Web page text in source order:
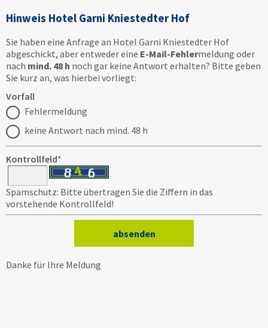
Hinweis Hotel Garni Kniestedter Hof
Sie haben eine Anfrage an Hotel Garni Kniestedter Hof
abgeschickt, aber entweder eine E-Mail-Fehlermeldung oder
nach mind. 48 h noch gar keine Antwort erhalten? Bitte geben
Sie kurz an, was hierbei vorliegt:
Vorfall
Fehlermeldung
keine Antwort nach mind. 48 h
Kontrollfeld*
Spamschutz: Bitte übertragen Sie die Ziffern in das
vorstehende Kontrollfeld!
Danke für Ihre Meldung